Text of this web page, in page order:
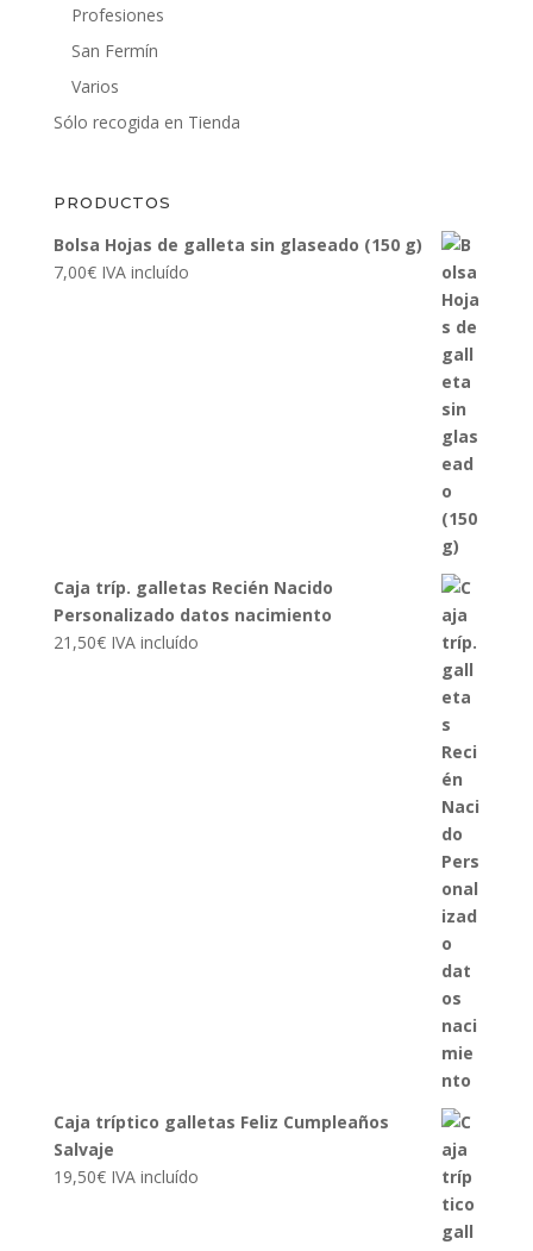
Profesiones
San Fermín
Varios
Sólo recogida en Tienda
PRODUCTOS
Bolsa Hojas de galleta sin glaseado (150 g)
7,00€ IVA incluído
Caja tríp. galletas Recién Nacido
Personalizado datos nacimiento
21,50€ IVA incluído
Caja tríptico galletas Feliz Cumpleaños
Salvaje
19,50€ IVA incluído